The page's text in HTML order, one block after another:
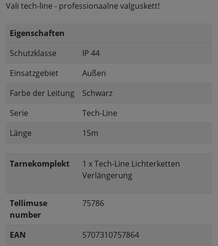
Vali tech-line - professionaalne valguskett!
Eigenschaften
Schutzklasse
IP 44
Einsatzgebiet
Außen
Farbe der Leitung
Schwarz
Serie
Tech-Line
Länge
15m
Tarnekomplekt
1 x Tech-Line Lichterketten
Verlängerung
Tellimuse
number
75786
EAN 5707310757864